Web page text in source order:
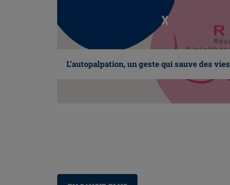
L’autopalpation, un geste qui sauve des vies